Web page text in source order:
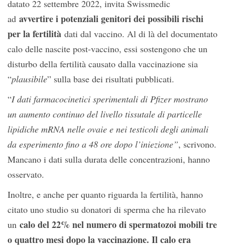
datato 22 settembre 2022, invita Swissmedic
ad avvertire i potenziali genitori dei possibili rischi
per la fertilità dati dal vaccino. Al di là del documentato
calo delle nascite post-vaccino, essi sostengono che un
disturbo della fertilità causato dalla vaccinazione sia
“plausibile” sulla base dei risultati pubblicati.
“I dati farmacocinetici sperimentali di Pfizer mostrano
un aumento continuo del livello tissutale di particelle
lipidiche mRNA nelle ovaie e nei testicoli degli animali
da esperimento fino a 48 ore dopo l’iniezione”, scrivono.
Mancano i dati sulla durata delle concentrazioni, hanno
osservato.
Inoltre, e anche per quanto riguarda la fertilità, hanno
citato uno studio su donatori di sperma che ha rilevato
un calo del 22% nel numero di spermatozoi mobili tre
o quattro mesi dopo la vaccinazione. Il calo era